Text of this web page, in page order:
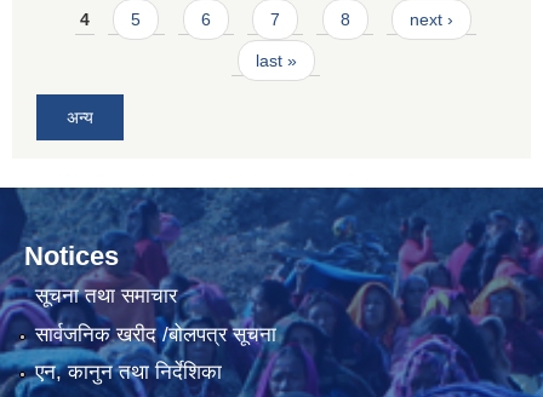
4 5 6 7 8 next ›
last »
अन्य
Notices
सूचना तथा समाचार
सार्वजनिक खरीद /बोलपत्र सूचना
एन, कानुन तथा निर्देशिका